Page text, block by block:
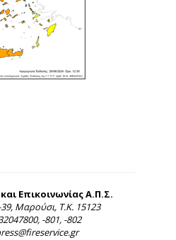
Επικοινωνίας Α.Π.Σ.
Μαρούσι, Τ.Κ. 15123
-801, -802